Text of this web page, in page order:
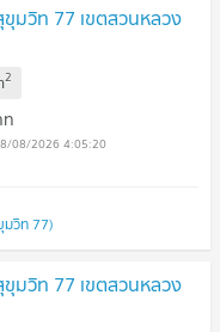
มวิท 77 เขตสวนหลวง
2
ท
08/2026 4:05:20
มวิท 77)
มวิท 77 เขตสวนหลวง